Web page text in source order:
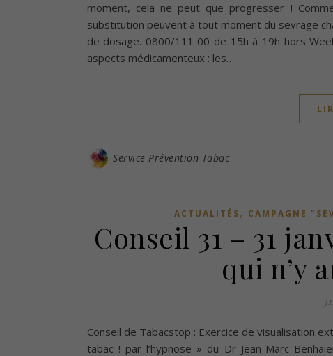
moment, cela ne peut que progresser !
substitution peuvent à tout moment du sevrage
de dosage. 0800/111 00 de 15h à 19h hors
aspects médicamenteux : les…
Service Prévention Tabac
ACTUALITÉS, CAMPAGNE
Conseil 31 – 31
qui n’y
Conseil de Tabacstop : Exercice de visualisation
tabac ! par l’hypnose » du Dr Jean-Marc